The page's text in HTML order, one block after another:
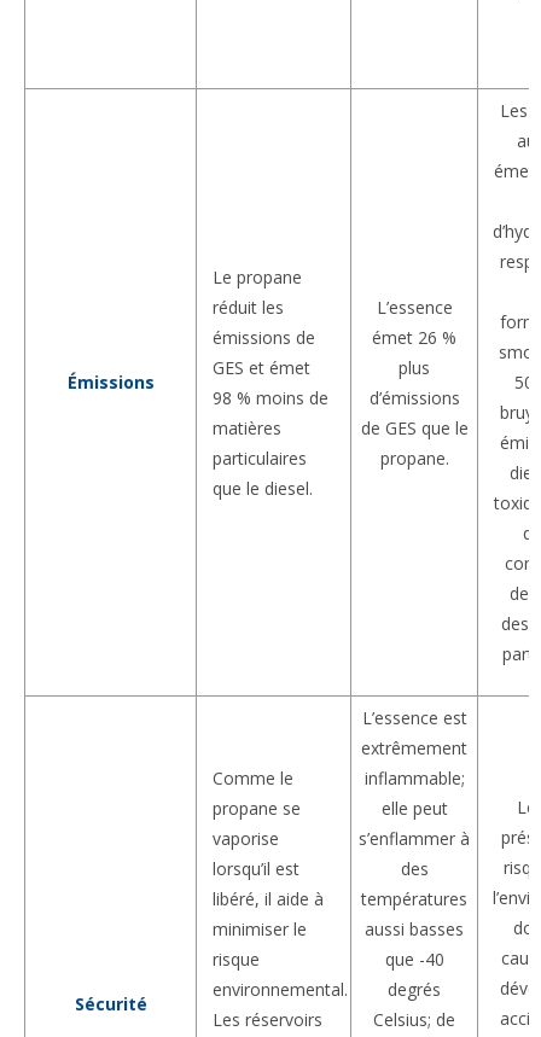
Émissions
Le propane
réduit les
émissions de
GES et émet
98 % moins de
matières
particulaires
que le diesel.
L’essence
émet 26 %
plus
d’émissions
de GES que le
propane.
Les
au
50
des
des
Sécurité
Comme le
propane se
vaporise
lorsqu’il est
libéré, il aide à
minimiser le
risque
environnemental.
Les réservoirs
L’essence est
extrêmement
inflammable;
elle peut
s’enflammer à
des
températures
aussi basses
que -40
degrés
Celsius; de
Le